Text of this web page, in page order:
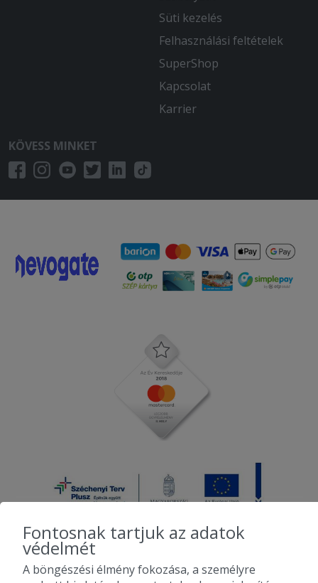
Süti kezelés
Felhasználási feltételek
SuperShop
Kapcsolat
Karrier
KÖVESS MINKET
2010-2026 Copyright - Falatozz.hu - Diston-line Kft.
Fontosnak tartjuk az adatok
védelmét
A böngészési élmény fokozása, a személyre